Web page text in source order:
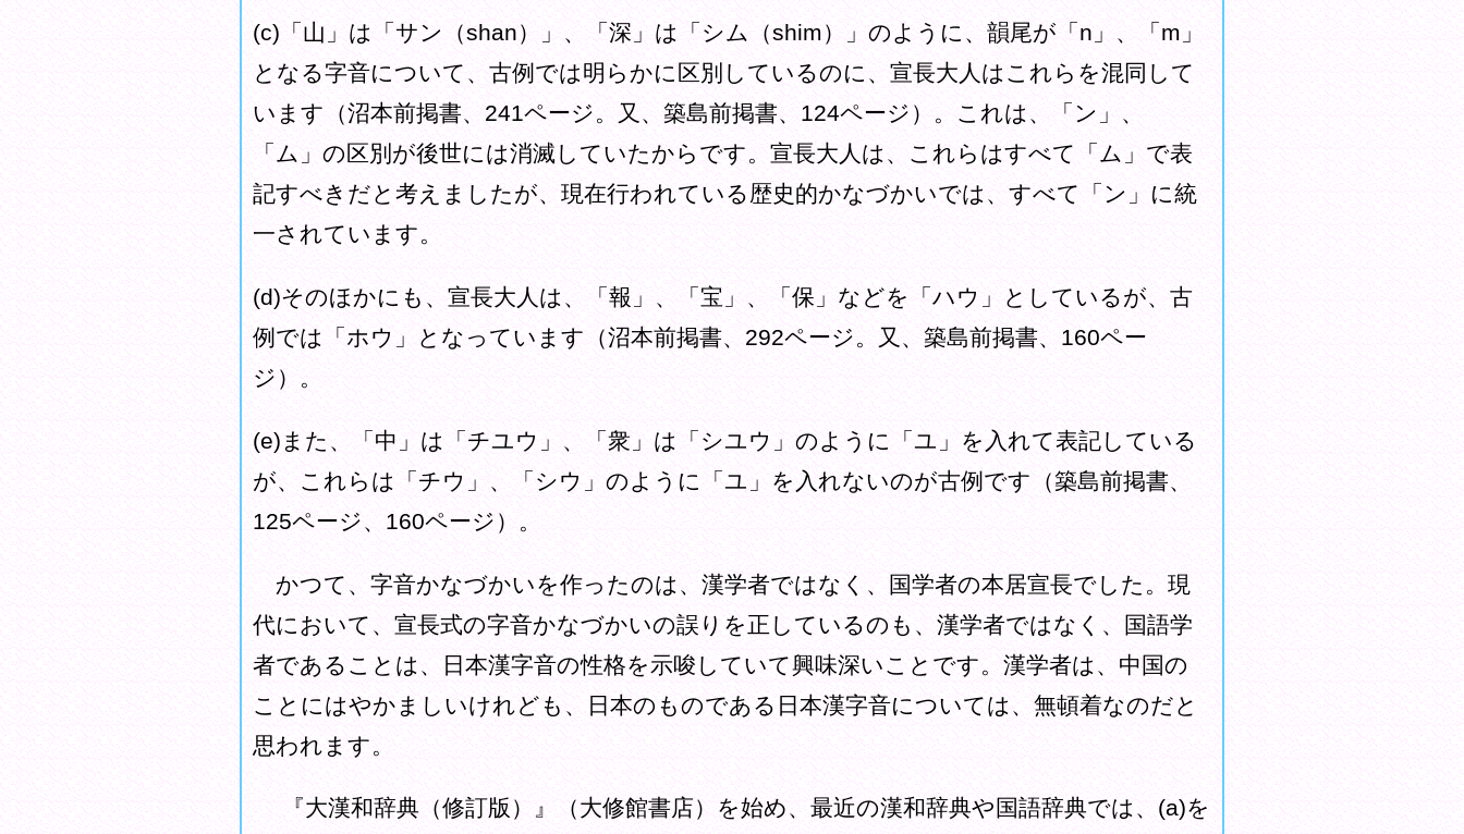
(c)「山」は「サン（shan）」、「深」は「シム（shim）」のように、韻尾が「n」、「m」
となる字音について、古例では明らかに区別しているのに、宣長大人はこれらを混同して
います（沼本前掲書、241ページ。又、築島前掲書、124ページ）。これは、「ン」、
「ム」の区別が後世には消滅していたからです。宣長大人は、これらはすべて「ム」で表
記すべきだと考えましたが、現在行われている歴史的かなづかいでは、すべて「ン」に統
一されています。
(d)そのほかにも、宣長大人は、「報」、「宝」、「保」などを「ハウ」としているが、古
例では「ホウ」となっています（沼本前掲書、292ページ。又、築島前掲書、160ペー
ジ）。
(e)また、「中」は「チユウ」、「衆」は「シユウ」のように「ユ」を入れて表記している
が、これらは「チウ」、「シウ」のように「ユ」を入れないのが古例です（築島前掲書、
125ページ、160ページ）。
かつて、字音かなづかいを作ったのは、漢学者ではなく、国学者の本居宣長でした。現
代において、宣長式の字音かなづかいの誤りを正しているのも、漢学者ではなく、国語学
者であることは、日本漢字音の性格を示唆していて興味深いことです。漢学者は、中国の
ことにはやかましいけれども、日本のものである日本漢字音については、無頓着なのだと
思われます。
『大漢和辞典（修訂版）』（大修館書店）を始め、最近の漢和辞典や国語辞典では、(a)を